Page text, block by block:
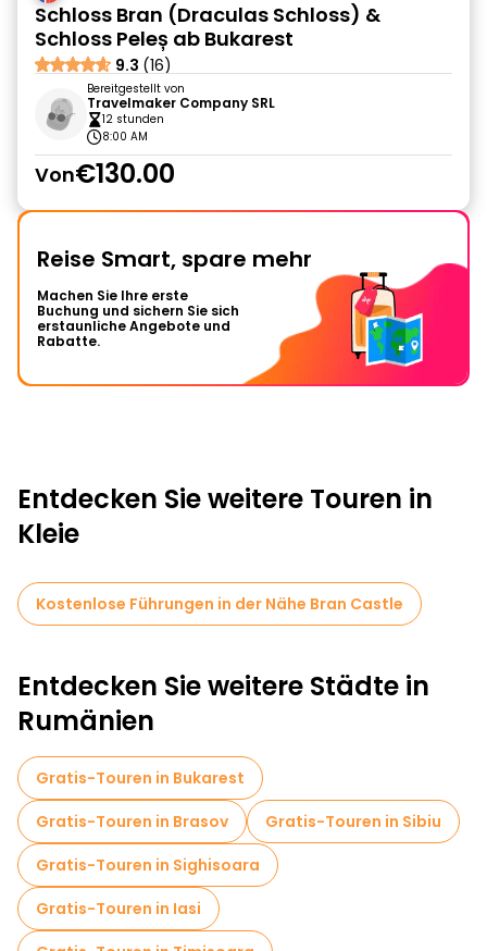
Schloss Bran (Draculas Schloss) &
Schloss Peleș ab Bukarest
9.3 (16)
Bereitgestellt von
Travelmaker Company SRL
12 stunden
8:00 AM
Von€130.00
Reise Smart, spare mehr
Machen Sie Ihre erste
Buchung und sichern Sie sich
erstaunliche Angebote und
Rabatte.
Entdecken Sie weitere Touren in
Kleie
Kostenlose Führungen in der Nähe Bran Castle
Entdecken Sie weitere Städte in
Rumänien
Gratis-Touren in Bukarest
Gratis-Touren in Brasov
Gratis-Touren in Sibiu
Gratis-Touren in Sighisoara
Gratis-Touren in Iasi